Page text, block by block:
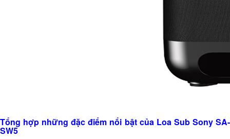
Tổng hợp những đặc điểm nổi bật của Loa Sub Sony SA-
SW5